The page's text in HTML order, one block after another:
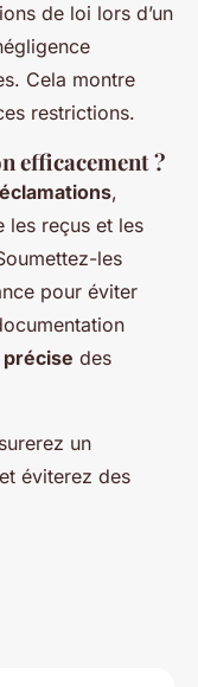
de loi lors d’un
Cela montre
restrictions.
efficacement ?
,
les reçus et les
les
pour éviter
des
un
éviterez des